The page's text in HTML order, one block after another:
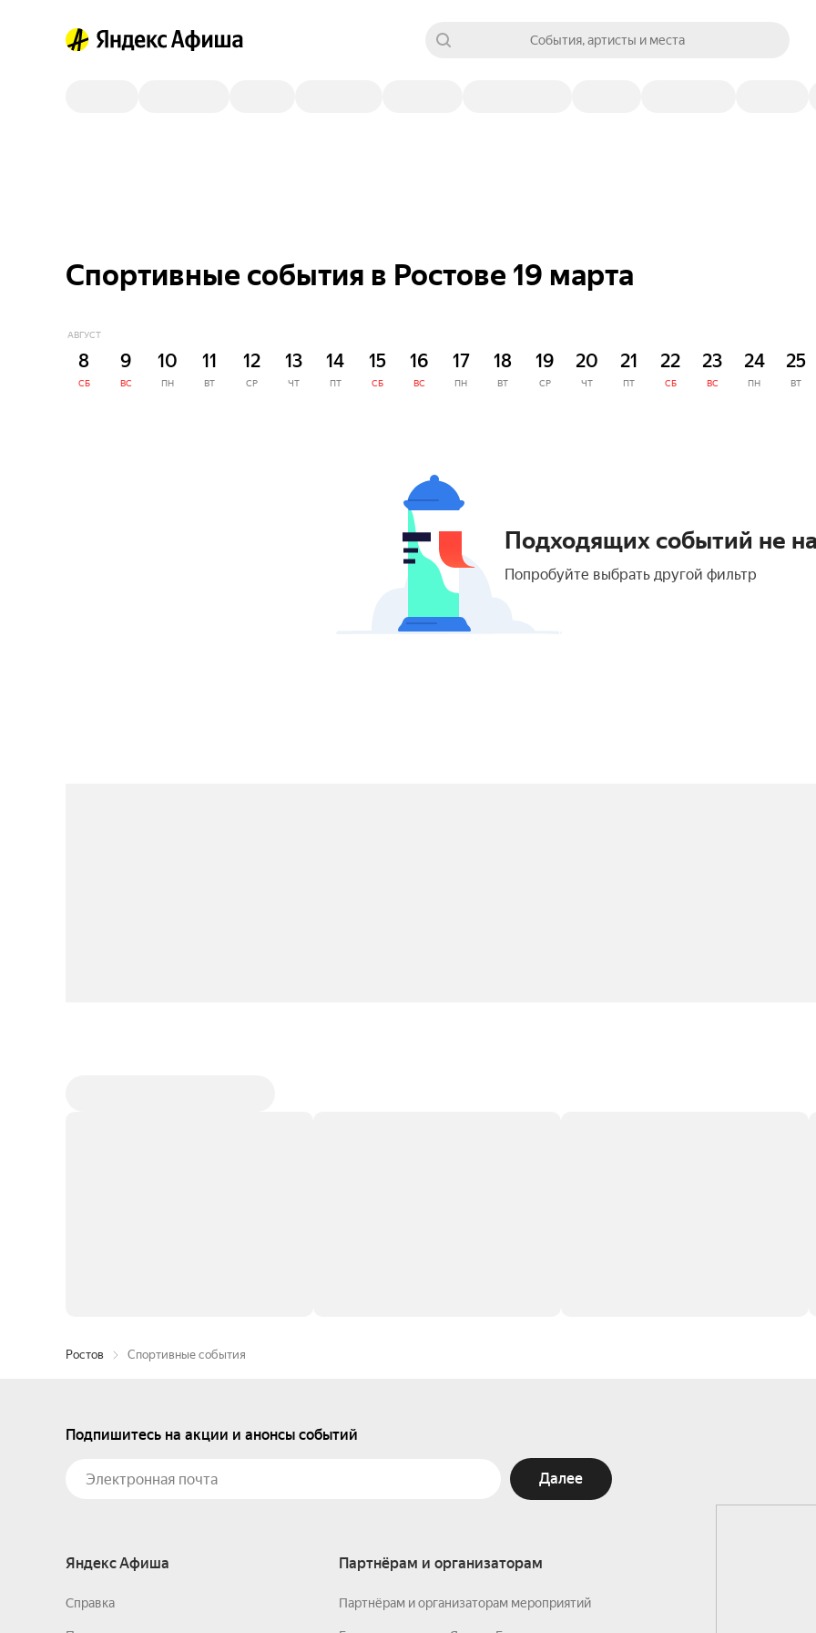
События, артисты и места
Спортивные события в Ростове 19 марта
АВГУСТ
8
СБ
9
ВС
10
ПН
11
ВТ
12
СР
13
ЧТ
14
ПТ
15
СБ
16
ВС
17
ПН
18
ВТ
19
СР
20
ЧТ
21
ПТ
22
СБ
23
ВС
24
ПН
25
ВТ
Подходящих событий не
Попробуйте выбрать другой фильтр
Ростов Спортивные события
Подпишитесь на акции и анонсы событий
Далее
Яндекс Афиша
Справка
Партнёрам и организаторам
Партнёрам и организаторам мероприятий